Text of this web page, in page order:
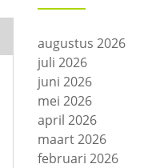
augustus 2026
juli 2026
juni 2026
mei 2026
april 2026
maart 2026
februari 2026